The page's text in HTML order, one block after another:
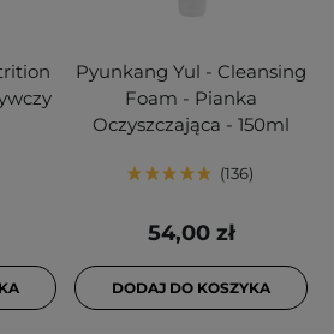
Pyunkang Yul - Cleansing
Foam - Pianka
Oczyszczająca - 150ml
136
54,00 zł
DODAJ DO KOSZYKA